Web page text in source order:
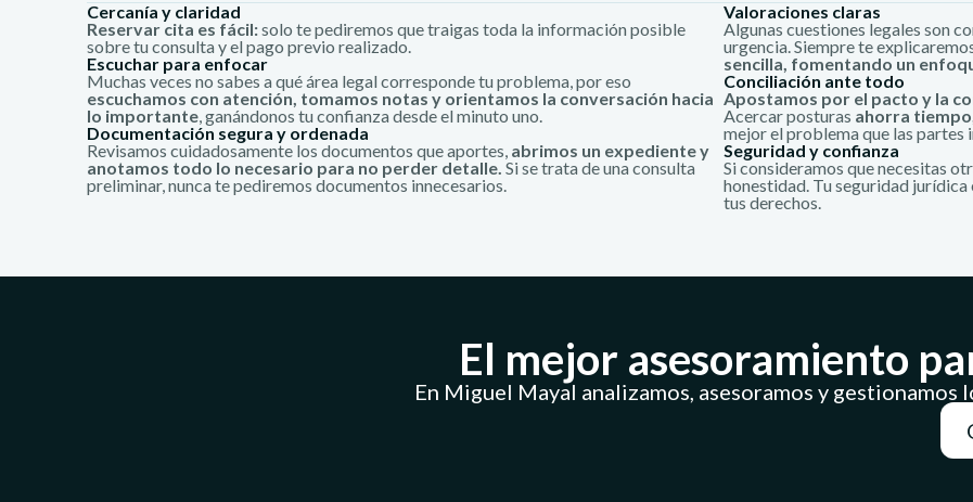
Cercanía y claridad
Reservar cita es fácil:solo te pediremos que traigas toda la información posible
sobre tu consulta y el pago previo realizado.
Escuchar para enfocar
Muchas veces no sabes a qué área legal corresponde tu problema, por eso
escuchamos con atención, tomamos notas y orientamos la conversación hacia
lo importante, ganándonos tu confianza desde el minuto uno.
Documentación segura y ordenada
Revisamos cuidadosamente los documentos que aportes, abrimos un expediente y
anotamos todo lo necesario para no perder detalle. Si se trata de una consulta
preliminar, nunca te pediremos documentos innecesarios.
Valoraciones claras
Algunas cuestiones legales son
urgencia. Siempre te
sencilla, fomentando un
Conciliación ante todo
Apostamos por el pacto y la
Acercar posturas ahorra
mejor el problema que las partes
Seguridad y confianza
Si consideramos que necesitas
honestidad. Tu seguridad
tus derechos.
El mejor asesoramiento
En Miguel Mayal analizamos, asesoramos y